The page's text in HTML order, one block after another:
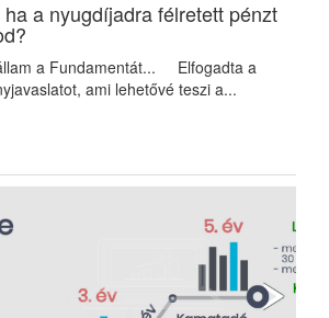
a nyugdíjadra félretett pénzt
a Fundamentát... Elfogadta a
ami lehetővé teszi a...